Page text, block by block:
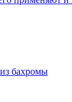
бахромы